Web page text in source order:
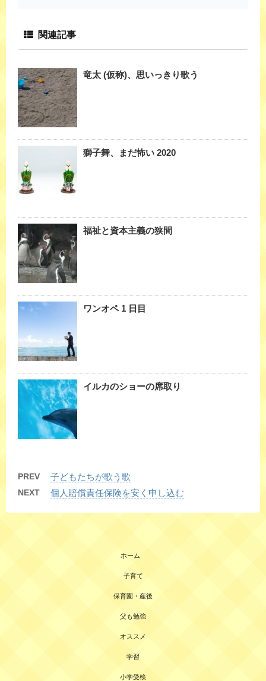
関連記事
竜太 (仮称)、思いっきり歌う
獅子舞、まだ怖い 2020
福祉と資本主義の狭間
ワンオペ 1 日目
イルカのショーの席取り
PREV 子どもたちが歌う歌
NEXT 個人賠償責任保険を安く申し込む
ホーム
子育て
保育園・産後
父も勉強
オススメ
学習
小学受検